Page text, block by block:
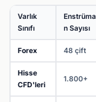
Varlık
Sınıfı
Enstrüma
n Sayısı
Forex 48 çift
Hisse
CFD'leri
1.800+